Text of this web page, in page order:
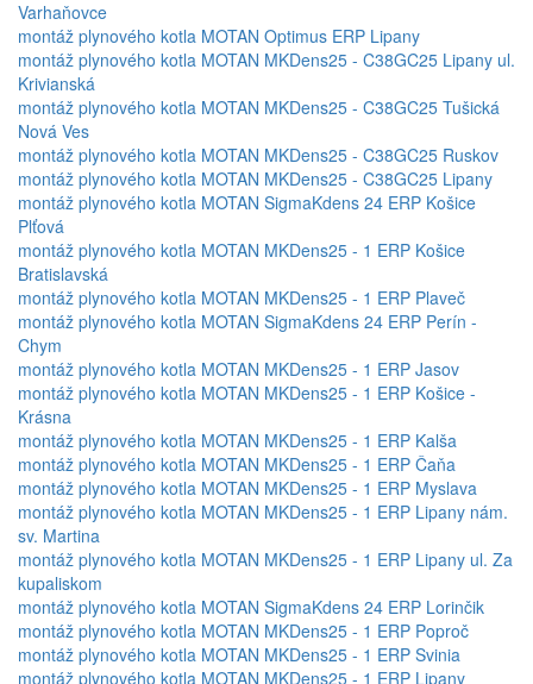
Varhaňovce
montáž plynového kotla MOTAN Optimus ERP Lipany
montáž plynového kotla MOTAN MKDens25 - C38GC25 Lipany ul.
Krivianská
montáž plynového kotla MOTAN MKDens25 - C38GC25 Tušická
Nová Ves
montáž plynového kotla MOTAN MKDens25 - C38GC25 Ruskov
montáž plynového kotla MOTAN MKDens25 - C38GC25 Lipany
montáž plynového kotla MOTAN SigmaKdens 24 ERP Košice
Plťová
montáž plynového kotla MOTAN MKDens25 - 1 ERP Košice
Bratislavská
montáž plynového kotla MOTAN MKDens25 - 1 ERP Plaveč
montáž plynového kotla MOTAN SigmaKdens 24 ERP Perín -
Chym
montáž plynového kotla MOTAN MKDens25 - 1 ERP Jasov
montáž plynového kotla MOTAN MKDens25 - 1 ERP Košice -
Krásna
montáž plynového kotla MOTAN MKDens25 - 1 ERP Kalša
montáž plynového kotla MOTAN MKDens25 - 1 ERP Čaňa
montáž plynového kotla MOTAN MKDens25 - 1 ERP Myslava
montáž plynového kotla MOTAN MKDens25 - 1 ERP Lipany nám.
sv. Martina
montáž plynového kotla MOTAN MKDens25 - 1 ERP Lipany ul. Za
kupaliskom
montáž plynového kotla MOTAN SigmaKdens 24 ERP Lorinčik
montáž plynového kotla MOTAN MKDens25 - 1 ERP Poproč
montáž plynového kotla MOTAN MKDens25 - 1 ERP Svinia
montáž plynového kotla MOTAN MKDens25 - 1 ERP Lipany